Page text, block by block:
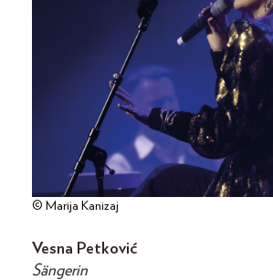
© Marija Kanizaj
Vesna Petković
Sängerin